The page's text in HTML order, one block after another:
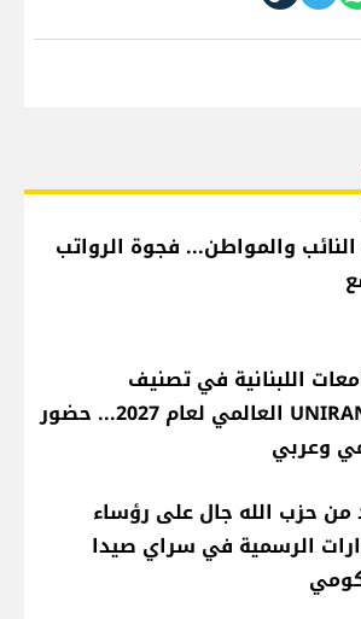
والمواطن... فجوة الرواتب
اللبنانية في تصنيف
UNIRANKS العالمي لعام 2027... حضور
وعربي
من حزب الله جال على رؤساء
الرسمية في سراي صيدا